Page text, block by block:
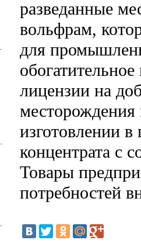
разведанные
вольфрам,
для
лицензии на
месторождения
изготовлении
концентрата с
Товары
потребностей